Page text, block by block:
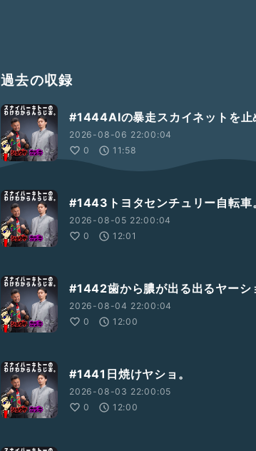
過去の収録
#1444AIの暴走スカイネットを止
2026-08-06 22:00:04
0
11:58
#1443トヨタセンチュリー自転車
2026-08-05 22:00:04
0
12:01
#1442歯から膿が出る出るヤーシ
2026-08-04 22:00:04
0
12:00
#1441日焼けヤショ。
2026-08-03 22:00:05
0
12:00